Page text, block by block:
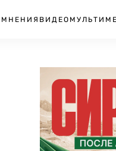
МНЕНИЯ ВИДЕО